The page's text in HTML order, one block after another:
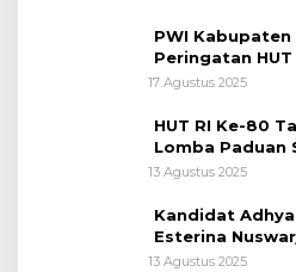
PWI
Peringatan
RI, di Lapangan
17 Agustus 2025
HUT RI Ke-80
Lomba Paduan
Kabupaten
13 Agustus 2025
Kandidat
Esterina
Keadilan
13 Agustus 2025